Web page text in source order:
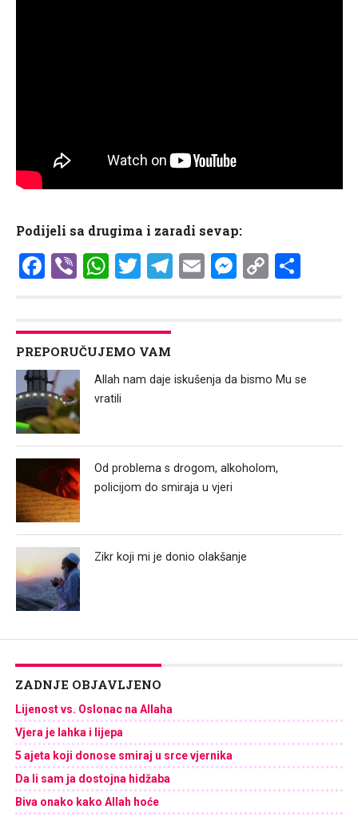
Podijeli sa drugima i zaradi sevap:
Facebook
ViberWhatsApp
Twitter
Telegram
EmailCopy
PREPORUČUJEMO VAM
Allah nam daje iskušenja da bismo Mu se
vratili
Od problema s drogom, alkoholom,
policijom do smiraja u vjeri
Zikr koji mi je donio olakšanje
ZADNJE OBJAVLJENO
Lijenost vs. Oslonac na Allaha
Vjera je lahka i lijepa
5 ajeta koji donose smiraj u srce vjernika
Da li sam ja dostojna hidžaba
Biva onako kako Allah hoće